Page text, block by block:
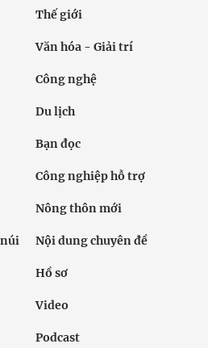
Thế giới
Văn hóa - Giải trí
Công nghệ
Du lịch
Bạn đọc
Công nghiệp hỗ trợ
Nông thôn mới
Nội dung chuyên đề
Hồ sơ
Video
Podcast